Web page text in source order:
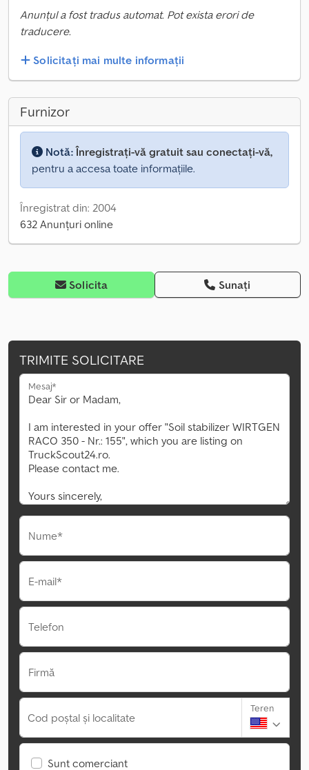
Anunțul a fost tradus automat. Pot exista erori de
traducere.
Solicitați mai multe informații
Furnizor
Notă:Înregistrați-vă gratuit sau conectați-vă,
pentru a accesa toate informațiile.
Înregistrat din: 2004
632 Anunțuri online
Solicita Sunați
TRIMITE SOLICITARE
Mesaj*
Nume*
E-mail*
Telefon
Firmă
Cod poștal și localitate
Teren
Sunt comerciant